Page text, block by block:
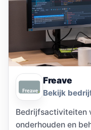
Freave
Bekijk
Bedrijfsactiviteiten
onderhouden en